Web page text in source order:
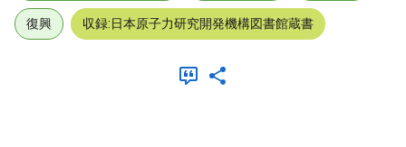
復興 収録:日本原子力研究開発機構図書館蔵書